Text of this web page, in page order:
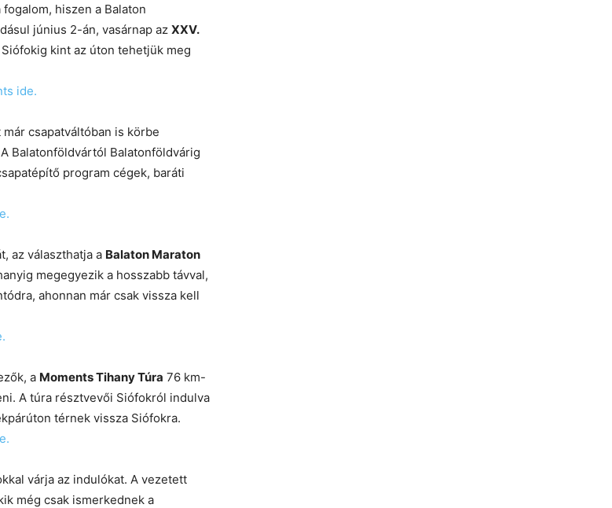
hiszen a Balaton
június 2-án, vasárnap az XXV.
kint az úton tehetjük meg
ide.
csapatváltóban is körbe
Balatonföldvártól Balatonföldvárig
program cégek, baráti
az választhatja a Balaton Maraton
megegyezik a hosszabb távval,
ahonnan már csak vissza kell
a Moments Tihany Túra 76 km-
A túra résztvevői Siófokról indulva
térnek vissza Siófokra.
várja az indulókat. A vezetett
még csak ismerkednek a